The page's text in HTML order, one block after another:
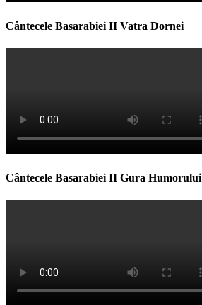
Cântecele Basarabiei II Vatra Dornei
Cântecele Basarabiei II Gura Humorului